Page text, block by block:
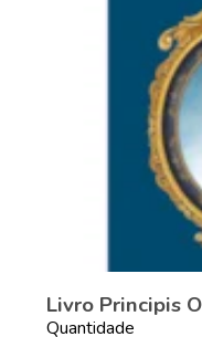
Livro Principis
Quantidade